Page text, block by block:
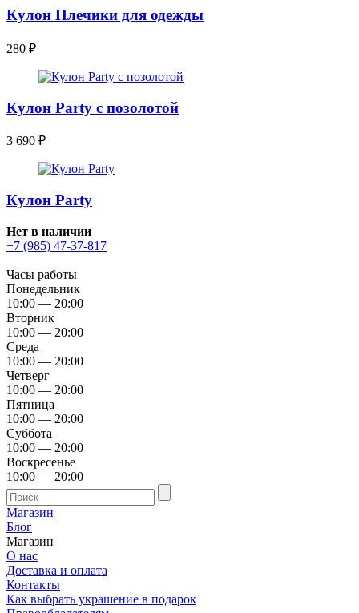
Кулон Плечики для одежды
280 ₽
Кулон Party с позолотой
3 690 ₽
Кулон Party
Нет в наличии
+7 (985) 47-37-817
Часы работы
Понедельник
10:00 — 20:00
Вторник
10:00 — 20:00
Среда
10:00 — 20:00
Четверг
10:00 — 20:00
Пятница
10:00 — 20:00
Суббота
10:00 — 20:00
Воскресенье
10:00 — 20:00
Магазин
Блог
Магазин
О нас
Доставка и оплата
Контакты
Как выбрать украшение в подарок